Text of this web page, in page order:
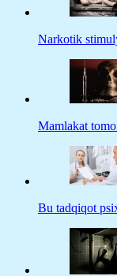
Narkotik
Mamlakat
Bu tadqiqot